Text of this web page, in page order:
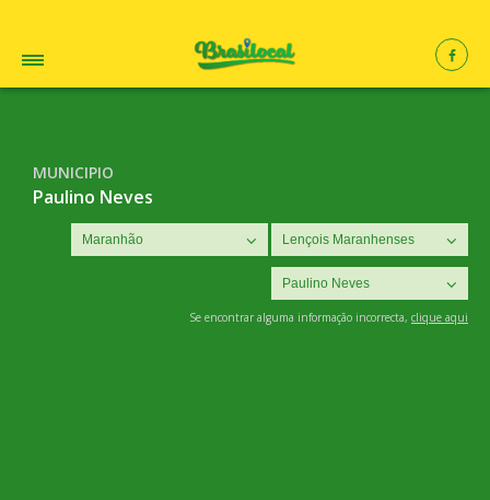
MUNICIPIO
Paulino Neves
Se encontrar alguma informação incorrecta, clique aqui